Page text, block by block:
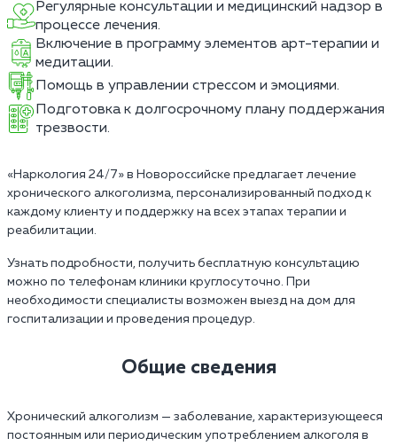
Регулярные консультации и медицинский надзор в
процессе лечения.
Включение в программу элементов арт-терапии и
медитации.
Помощь в управлении стрессом и эмоциями.
Подготовка к долгосрочному плану поддержания
трезвости.
«Наркология 24/7» в Новороссийске предлагает лечение
хронического алкоголизма, персонализированный подход к
каждому клиенту и поддержку на всех этапах терапии и
реабилитации.
Узнать подробности, получить бесплатную консультацию
можно по телефонам клиники круглосуточно. При
необходимости специалисты возможен выезд на дом для
госпитализации и проведения процедур.
Общие сведения
Хронический алкоголизм — заболевание, характеризующееся
постоянным или периодическим употреблением алкоголя в